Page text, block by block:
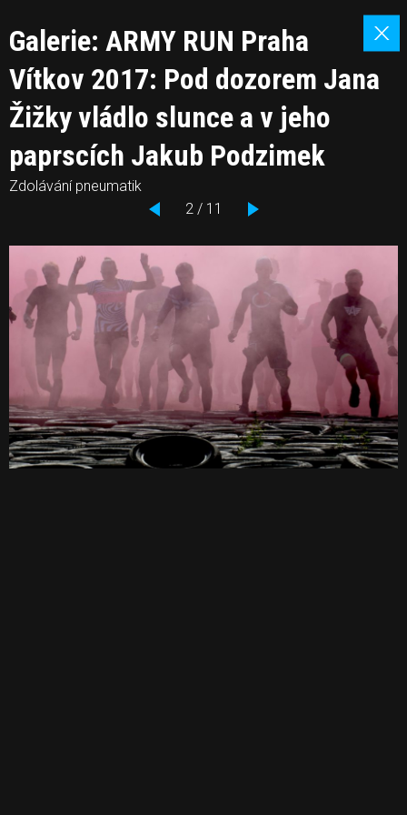
Galerie: ARMY RUN Praha
Vítkov 2017: Pod dozorem Jana
Žižky vládlo slunce a v jeho
paprscích Jakub Podzimek
Zdolávání pneumatik
2 / 11